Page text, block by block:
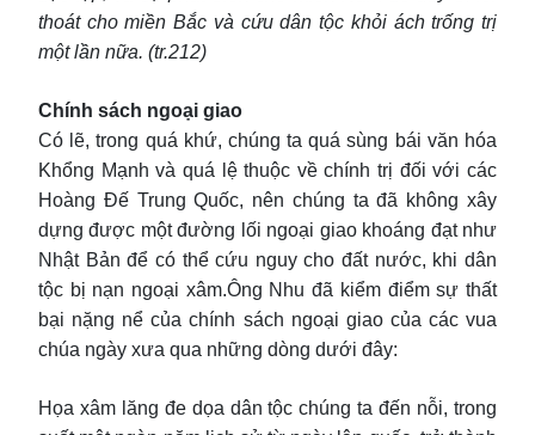
thoát cho miền Bắc và cứu dân tộc khỏi ách trống trị
một lần nữa. (tr.212)
Chính sách ngoại giao
Có lẽ, trong quá khứ, chúng ta quá sùng bái văn hóa
Khổng Mạnh và quá lệ thuộc về chính trị đối với các
Hoàng Đế Trung Quốc, nên chúng ta đã không xây
dựng được một đường lối ngoại giao khoáng đạt như
Nhật Bản để có thể cứu nguy cho đất nước, khi dân
tộc bị nạn ngoại xâm.Ông Nhu đã kiểm điểm sự thất
bại nặng nể của chính sách ngoại giao của các vua
chúa ngày xưa qua những dòng dưới đây:
Họa xâm lăng đe dọa dân tộc chúng ta đến nỗi, trong